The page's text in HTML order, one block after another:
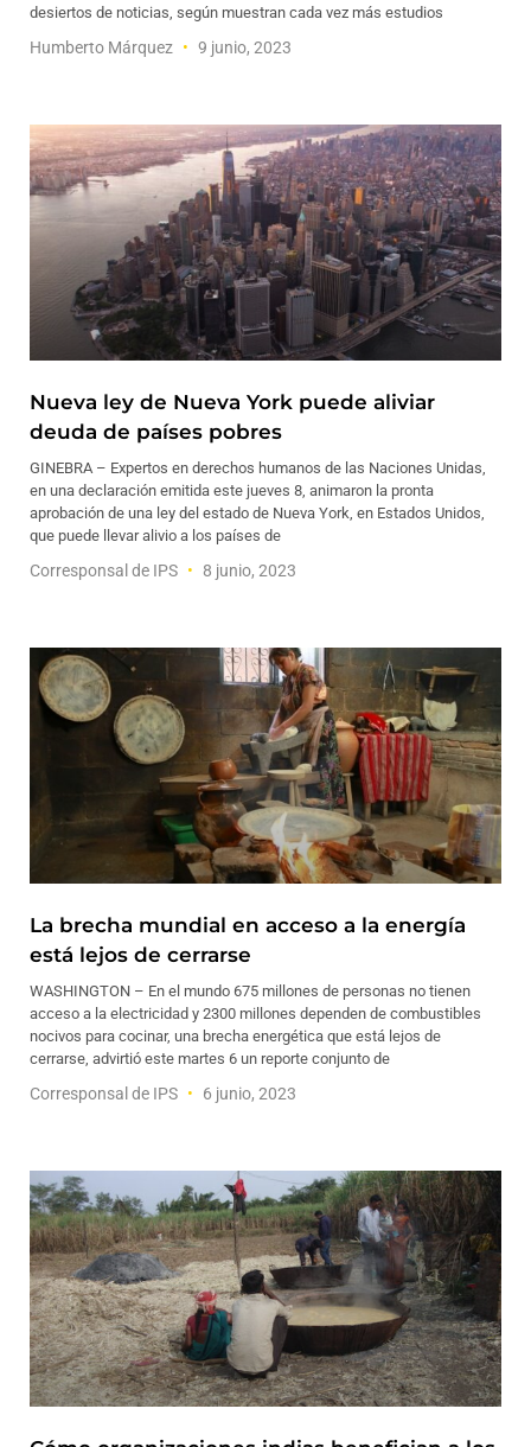
desiertos de noticias, según muestran cada vez más estudios
Humberto Márquez 9 junio, 2023
Nueva ley de Nueva York puede aliviar
deuda de países pobres
GINEBRA – Expertos en derechos humanos de las Naciones Unidas,
en una declaración emitida este jueves 8, animaron la pronta
aprobación de una ley del estado de Nueva York, en Estados Unidos,
que puede llevar alivio a los países de
Corresponsal de IPS 8 junio, 2023
La brecha mundial en acceso a la energía
está lejos de cerrarse
WASHINGTON – En el mundo 675 millones de personas no tienen
acceso a la electricidad y 2300 millones dependen de combustibles
nocivos para cocinar, una brecha energética que está lejos de
cerrarse, advirtió este martes 6 un reporte conjunto de
Corresponsal de IPS 6 junio, 2023